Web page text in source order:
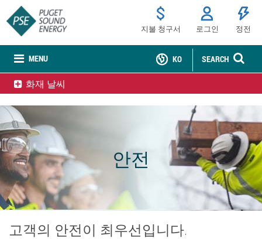
MENU
지불 청구서 로그인 정전
SEARCH
KO
화재 날씨
안전
고객의 안전이 최우선입니다.